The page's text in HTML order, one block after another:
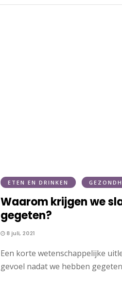
ETEN EN DRINKEN
Waarom krijgen we
gegeten?
8 juli, 2021
Een korte wetenschappelijke
gevoel nadat we hebben